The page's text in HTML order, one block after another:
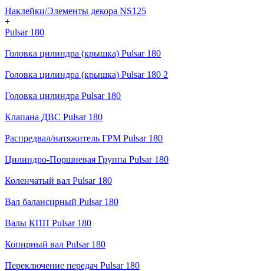
Наклейки/Элементы декора NS125
+
Pulsar 180
Головка цилиндра (крышка) Pulsar 180
Головка цилиндра (крышка) Pulsar 180 2
Головка цилиндра Pulsar 180
Клапана ДВС Pulsar 180
Распредвал/натяжитель ГРМ Pulsar 180
Цилиндро-Поршневая Группа Pulsar 180
Коленчатый вал Pulsar 180
Вал балансирный Pulsar 180
Валы КПП Pulsar 180
Копирный вал Pulsar 180
Переключение передач Pulsar 180